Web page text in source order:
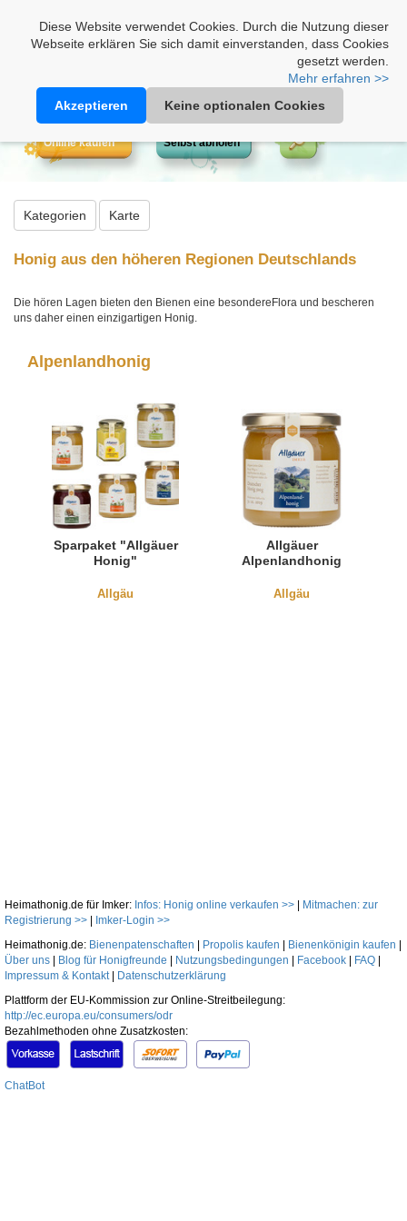
Diese Website verwendet Cookies. Durch die Nutzung dieser
Webseite erklären Sie sich damit einverstanden, dass Cookies
gesetzt werden.
Mehr erfahren >>
Akzeptieren
Keine optionalen Cookies
Online kaufen Selbst abholen
Kategorien Karte
Honig aus den höheren Regionen Deutschlands
Die hören Lagen bieten den Bienen eine besondereFlora und bescheren
uns daher einen einzigartigen Honig.
Alpenlandhonig
Sparpaket "Allgäuer
Honig"
Allgäu
Allgäuer
Alpenlandhonig
Allgäu
Heimathonig.de für Imker: Infos: Honig online verkaufen >>
Mitmachen: zur
Registrierung >>
Imker-Login >>
Heimathonig.de: Bienenpatenschaften Propolis kaufen Bienenkönigin kaufen
Über uns
Blog für Honigfreunde Nutzungsbedingungen Facebook FAQ
Impressum & Kontakt|
Datenschutzerklärung
Plattform der EU-Kommission zur Online-Streitbeilegung:
http://ec.europa.eu/consumers/odr
Bezahlmethoden ohne Zusatzkosten:
ChatBot